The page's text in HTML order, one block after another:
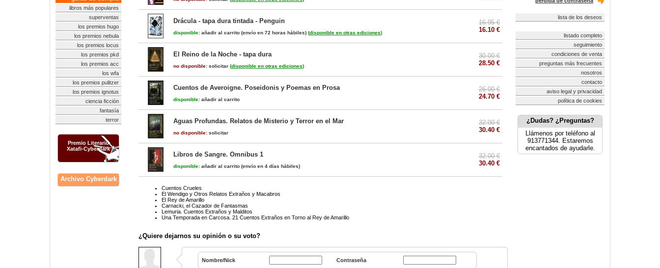
libros más populares
superventas
los premios hugo
los premios nebula
los premios locus
los premios pkd
los premios acc
los wfa
los premios pulitzer
los premios ignotus
ciencia ficción
fantasía
terror
Premio Literario
Xatafi-Cyberdark
Archivo Cyberdark
Drácula - tapa dura tintada - Penguin
disponible: añadir al carrito (envío en 72 horas hábiles) (disponible en otras ediciones)
16.95 €
16.10 €
El Reino de la Noche - tapa dura
no disponible: solicitar (disponible en otras ediciones)
30.00 €
28.50 €
Cuentos de Averoigne. Poseidonis y Poemas en Prosa
disponible: añadir al carrito
26.00 €
24.70 €
Aguas Profundas. Relatos de Misterio y Terror en el Mar
no disponible: solicitar
32.00 €
30.40 €
Libros de Sangre. Omnibus 1
disponible: añadir al carrito (envío en 4 días hábiles)
32.00 €
30.40 €
Cuentos Crueles
El Wendigo y Otros Relatos Extraños y Macabros
El Rey de Amarillo
Carnacki, el Cazador de Fantasmas
Lemuria. Cuentos Extraños y Malditos
Una Temporada en Carcosa. 21 Cuentos Extraños en Torno al Rey de Amarillo
¿Quiere dejarnos su opinión o su voto?
Nombre/Nick Contraseña
lista de los deseos
listado completo
seguimiento
condiciones de venta
preguntas más frecuentes
nosotros
contacto
aviso legal y privacidad
política de cookies
¿Dudas? ¿Preguntas?
Llámenos por teléfono al
913771344. Estaremos
encantados de ayudarle.